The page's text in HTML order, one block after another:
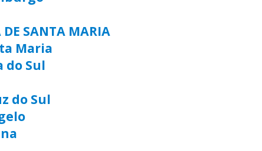
DE SANTA MARIA
Maria
do Sul
do Sul